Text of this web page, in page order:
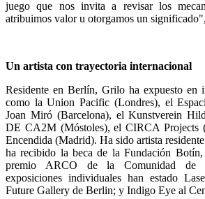
juego que nos invita a revisar los
atribuimos valor u otorgamos un
Un artista con trayectoria internacional
Residente en Berlín, Grilo ha expuesto en
como la Union Pacific (Londres), el
Joan Miró (Barcelona), el Kunstverein
DE CA2M (Móstoles), el CIRCA Projects
Encendida (Madrid). Ha sido artista
ha recibido la beca de la Fundación
premio ARCO de la Comunidad de
exposiciones individuales han estado
Future Gallery de Berlin; y Indigo Eye al